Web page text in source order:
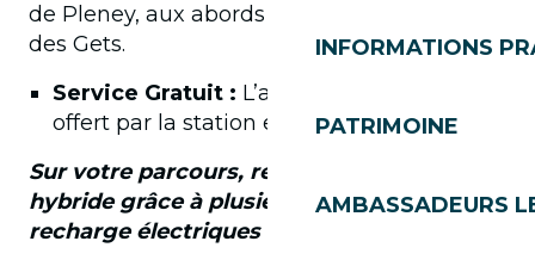
INFORMATIONS
PATRIMOINE
AMBASSADEURS
de Pleney, aux abords du trou n°10 du golf
des Gets.
Service Gratuit : L’accès à l’énergie est
offert par la station et ses partenaires.
Sur votre parcours, rechargez votre VTT
hybride grâce à plusieurs bornes de
recharge électriques Bosch :